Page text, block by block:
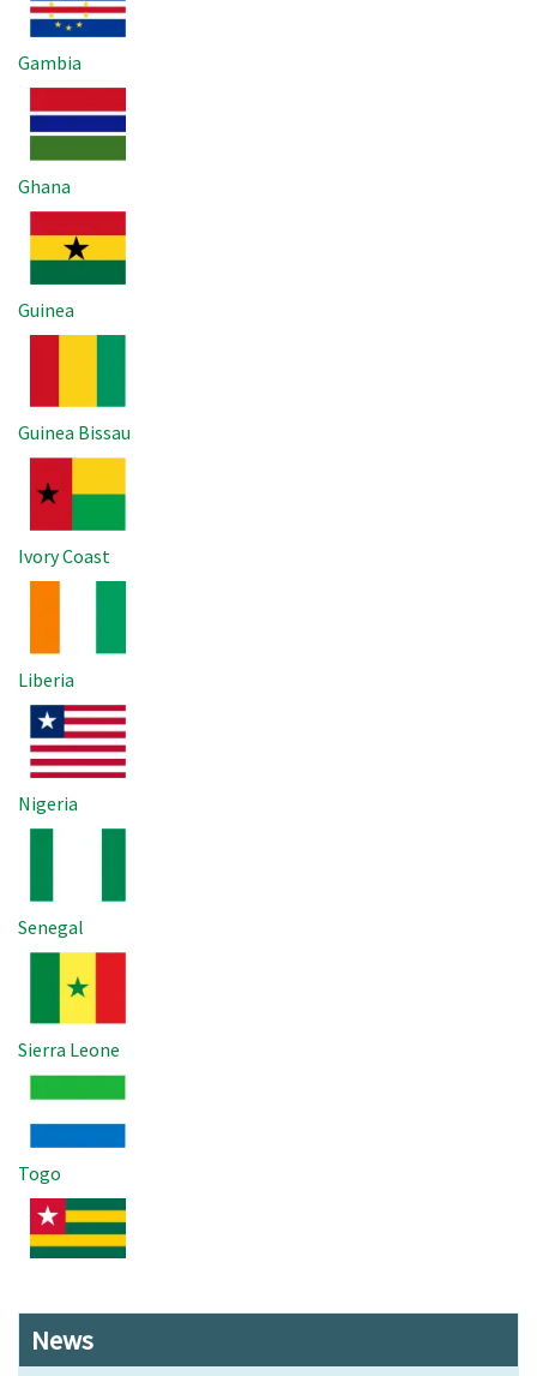
Gambia
Imagem
Ghana
Imagem
Guinea
Imagem
Guinea Bissau
Imagem
Ivory Coast
Imagem
Liberia
Imagem
Nigeria
Imagem
Senegal
Imagem
Sierra Leone
Imagem
Togo
Imagem
News